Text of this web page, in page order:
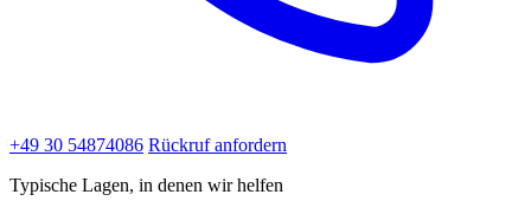
+49 30 54874086 Rückruf anfordern
Typische Lagen, in denen wir helfen